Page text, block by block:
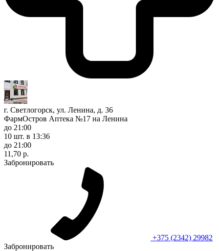
г. Светлогорск, ул. Ленина, д. 36
ФармОстров Аптека №17 на Ленина
до 21:00
10 шт. в 13:36
до 21:00
11,70 р.
Забронировать
+375 (2342) 29982
Забронировать